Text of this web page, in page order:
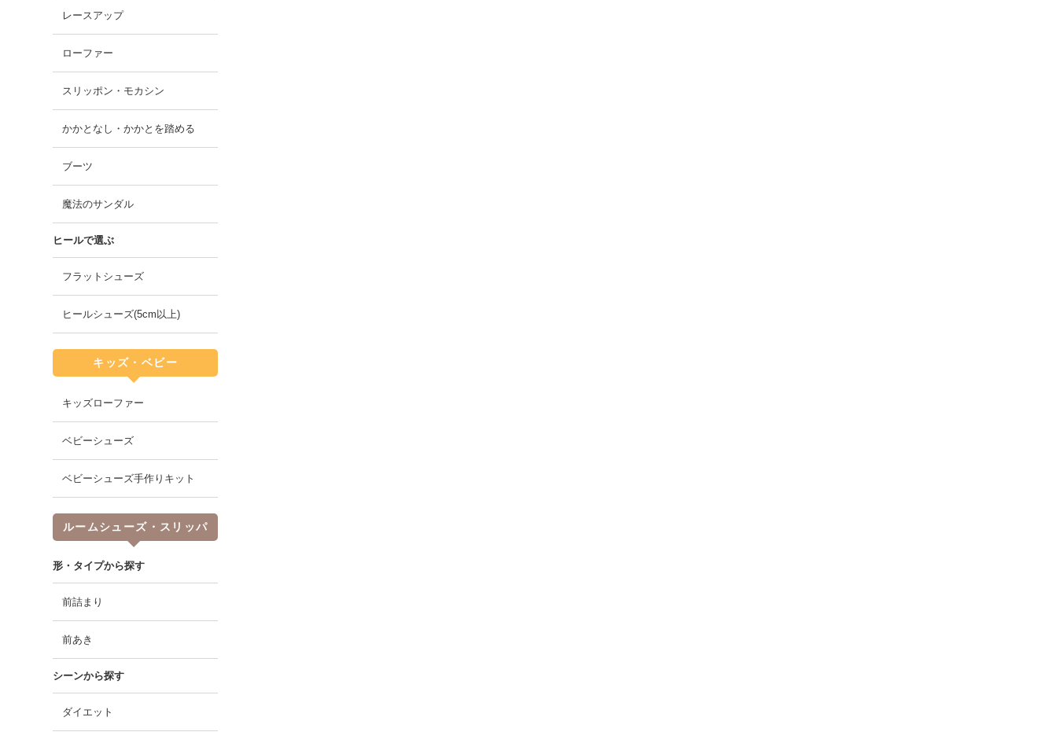
レースアップ
ローファー
スリッポン・モカシン
かかとなし・かかとを踏める
ブーツ
魔法のサンダル
ヒールで選ぶ
フラットシューズ
ヒールシューズ(5cm以上)
キッズ・ベビー
キッズローファー
ベビーシューズ
ベビーシューズ手作りキット
ルームシューズ・スリッパ
形・タイプから探す
前詰まり
前あき
シーンから探す
ダイエット